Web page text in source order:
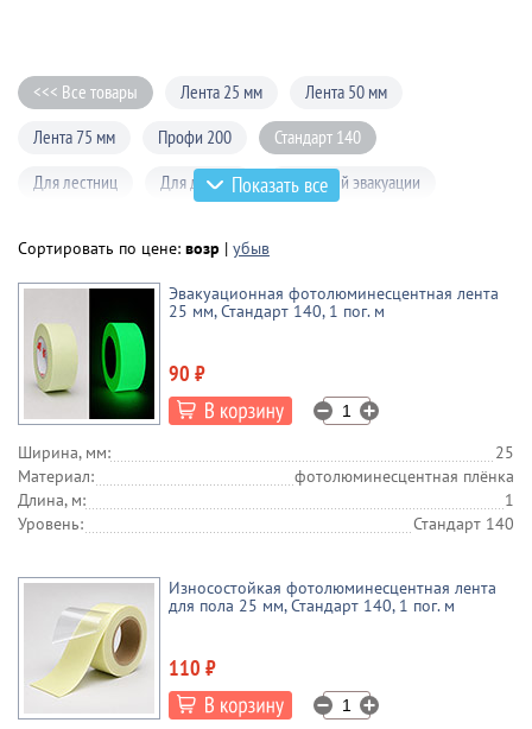
<<< Все товары Лента 25 мм
Лента 50 мм
Лента 75 мм
Профи 200
Стандарт 140
Для лестниц
Для дверей
Для путей эвакуации
Показать все
Сортировать по цене: возр | убыв
Эвакуационная фотолюминесцентная лента
25 мм, Стандарт 140, 1 пог. м
90 ₽
Ширина, мм:
25
Материал:
фотолюминесцентная плёнка
Длина, м:
1
Уровень:
Стандарт 140
Износостойкая фотолюминесцентная лента
для пола 25 мм, Стандарт 140, 1 пог. м
110 ₽